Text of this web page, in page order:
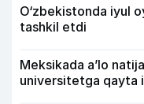
O‘zbekistonda iyul
tashkil etdi
Meksikada a’lo
universitetga qayta